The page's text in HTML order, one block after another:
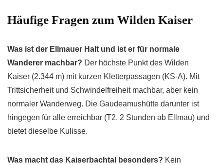
Häufige Fragen zum Wilden Kaiser
Was ist der Ellmauer Halt und ist er für normale
Wanderer machbar? Der höchste Punkt des Wilden
Kaiser (2.344 m) mit kurzen Kletterpassagen (KS-A). Mit
Trittsicherheit und Schwindelfreiheit machbar, aber kein
normaler Wanderweg. Die Gaudeamushütte darunter ist
hingegen für alle erreichbar (T2, 2 Stunden ab Ellmau) und
bietet dieselbe Kulisse.
Was macht das Kaiserbachtal besonders? Kein